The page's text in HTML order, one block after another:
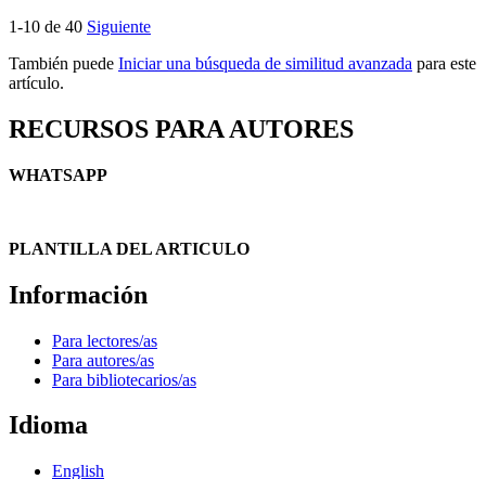
1-10 de 40 Siguiente
También puede Iniciar una búsqueda de similitud avanzada para este
artículo.
RECURSOS PARA AUTORES
WHATSAPP
PLANTILLA DEL ARTICULO
Información
Para lectores/as
Para autores/as
Para bibliotecarios/as
Idioma
English